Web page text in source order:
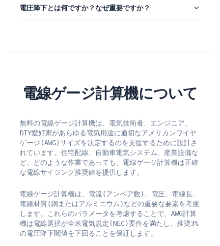
電圧降下とは何ですか？なぜ重要ですか？
電線ゲージ計算機について
無料の電線ゲージ計算機は、電気技術者、エンジニア、
DIY愛好家があらゆる電気用途に適切なアメリカンワイヤ
ゲージ(AWG)サイズを決定するのを支援するために設計さ
れています。住宅配線、自動車電気システム、産業設備な
ど、どのような作業であっても、電線ゲージ計算機は正確
な電線サイジング推奨値を提供します。
電線ゲージ計算機は、電流(アンペア数)、電圧、電線長、
電線材質(銅またはアルミニウム)などの重要な要素を考慮
します。これらのパラメータを考慮することで、AWG計算
機は電線選択が全米電気規定(NEC)要件を満たし、推奨3%
の電圧降下閾値を下回ることを保証します。